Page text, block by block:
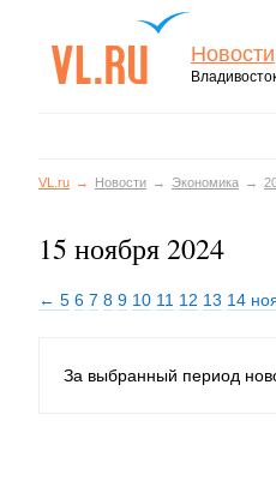
Новости
VL.ru Новости Экономика
15 ноября 2024
← 5 6 7 8 9 10 11 12 13 14
За выбранный период